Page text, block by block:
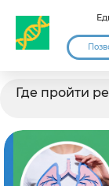
Где пройти